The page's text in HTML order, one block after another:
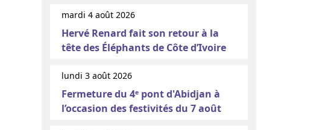
mardi 4 août 2026
Hervé Renard fait son retour à la
tête des Éléphants de Côte d’Ivoire
lundi 3 août 2026
Fermeture du 4ᵉ pont d'Abidjan à
l’occasion des festivités du 7 août